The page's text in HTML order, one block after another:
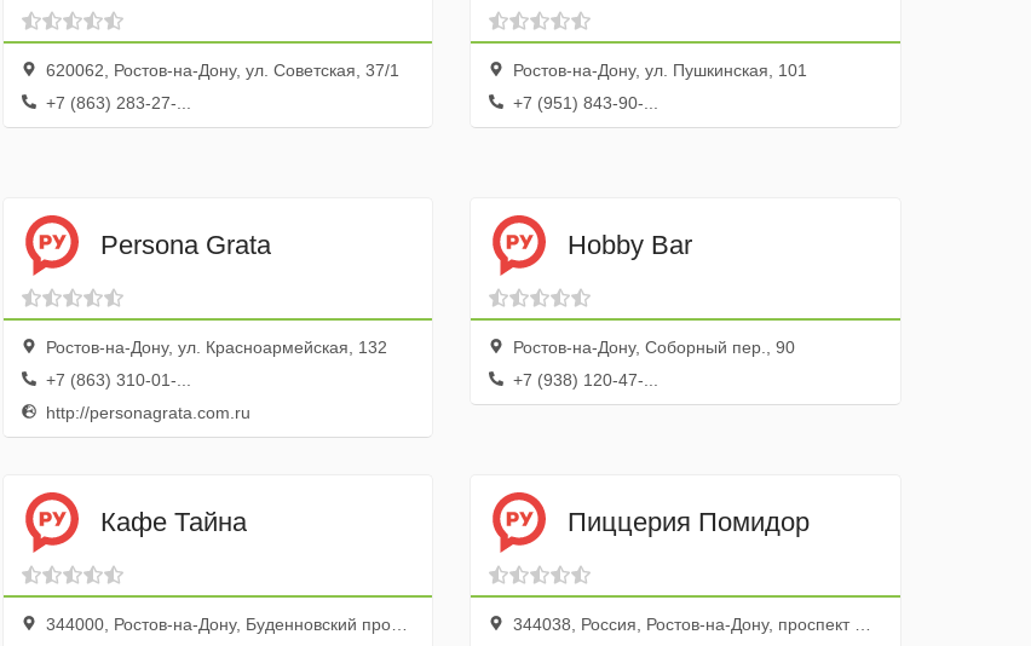
620062, Ростов-на-Дону, ул. Советская, 37/1
+7 (863) 283-27-...
Ростов-на-Дону, ул. Пушкинская, 101
+7 (951) 843-90-...
Persona Grata
Ростов-на-Дону, ул. Красноармейская, 132
+7 (863) 310-01-...
http://personagrata.com.ru
Hobby Bar
Ростов-на-Дону, Соборный пер., 90
+7 (938) 120-47-...
Кафе Тайна
344000, Ростов-на-Дону, Буденновский просп., 61/12
Пиццерия Помидор
344038, Россия, Ростов-на-Дону, проспект Ленина, 48